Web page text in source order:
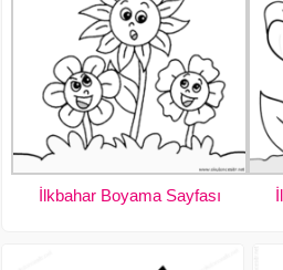
İlkbahar Boyama Sayfası